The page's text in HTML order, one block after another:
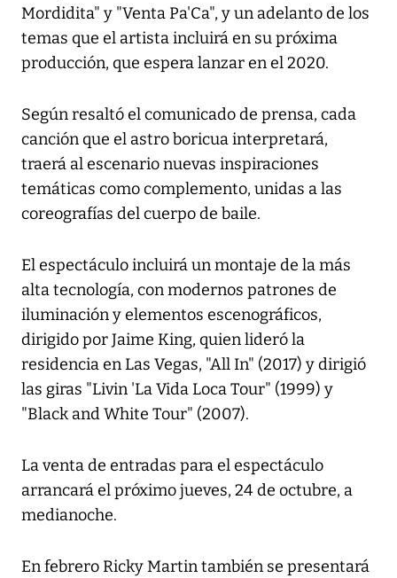
Mordidita" y "Venta Pa'Ca", y un adelanto de los
temas que el artista incluirá en su próxima
producción, que espera lanzar en el 2020.
Según resaltó el comunicado de prensa, cada
canción que el astro boricua interpretará,
traerá al escenario nuevas inspiraciones
temáticas como complemento, unidas a las
coreografías del cuerpo de baile.
El espectáculo incluirá un montaje de la más
alta tecnología, con modernos patrones de
iluminación y elementos escenográficos,
dirigido por Jaime King, quien lideró la
residencia en Las Vegas, "All In" (2017) y dirigió
las giras "Livin 'La Vida Loca Tour" (1999) y
"Black and White Tour" (2007).
La venta de entradas para el espectáculo
arrancará el próximo jueves, 24 de octubre, a
medianoche.
En febrero Ricky Martin también se presentará